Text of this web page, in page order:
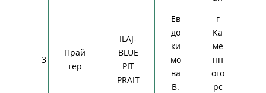
3
Прай
тер
ILAJ-
BLUE
PIT
PRAIT
Ев
до
ки
мо
ва
В.
г
Ка
ме
нн
ого
рс